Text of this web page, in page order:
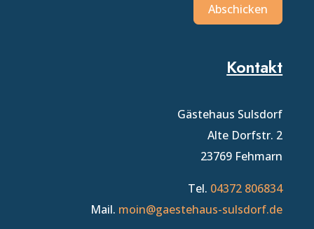
Abschicken
Kontakt
Gästehaus Sulsdorf
Alte Dorfstr. 2
23769 Fehmarn
Tel. 04372 806834
Mail. moin@gaestehaus-sulsdorf.de